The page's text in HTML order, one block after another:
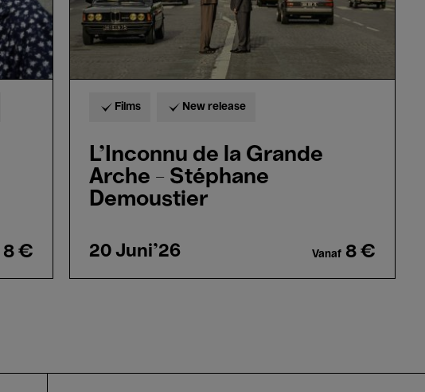
8 €
Films New release
L'Inconnu de la Grande
Arche - Stéphane
Demoustier
20 Juni'26 Vanaf 8 €